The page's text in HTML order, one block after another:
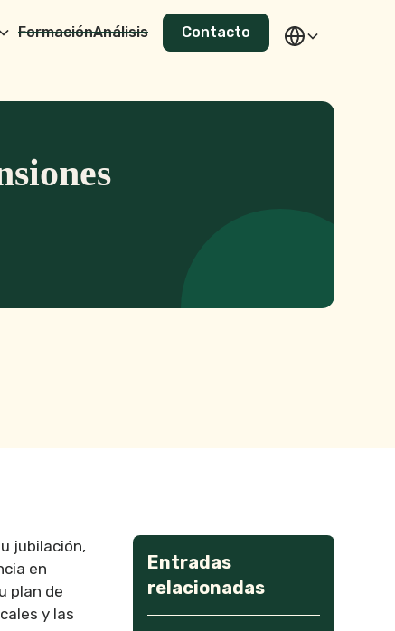
FormaciónAnálisis Contacto
jubilación,
en
plan de
y las
Entradas
relacionadas